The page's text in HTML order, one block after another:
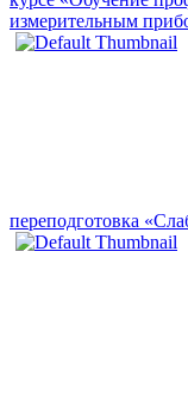
измерительным
переподготовка